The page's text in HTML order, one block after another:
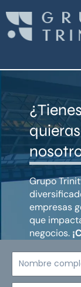
contenido
Grupo
empresas
que
negocios.